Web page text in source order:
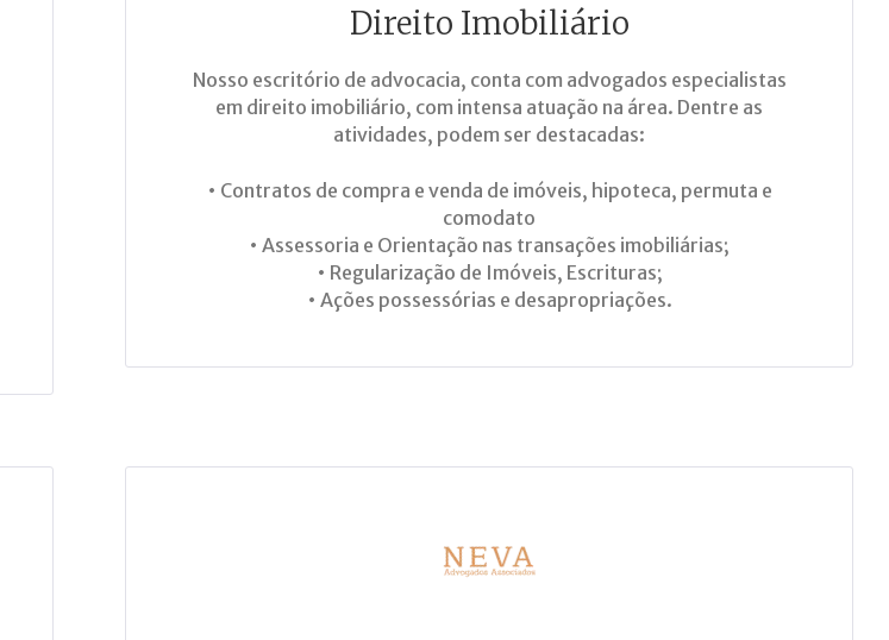
Direito Imobiliário
Nosso escritório de advocacia, conta com advogados especialistas
em direito imobiliário, com intensa atuação na área. Dentre as
atividades, podem ser destacadas:
• Contratos de compra e venda de imóveis, hipoteca, permuta e
comodato
• Assessoria e Orientação nas transações imobiliárias;
• Regularização de Imóveis, Escrituras;
• Ações possessórias e desapropriações.